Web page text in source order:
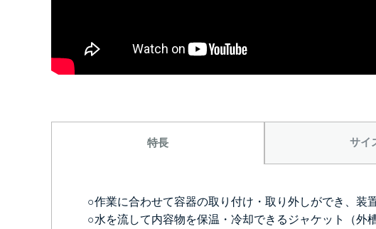
特長 サイ
○作業に合わせて容器の取り付け・取り外しができ、装
○水を流して内容物を保温・冷却できるジャケット（外